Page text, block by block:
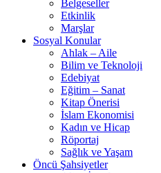
Belgeseller
Etkinlik
Marşlar
Sosyal Konular
Ahlak – Aile
Bilim ve Teknoloji
Edebiyat
Eğitim – Sanat
Kitap Önerisi
İslam Ekonomisi
Kadın ve Hicap
Röportaj
Sağlık ve Yaşam
Öncü Şahsiyetler